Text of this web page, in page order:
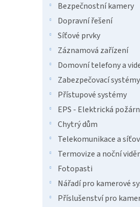
Bezpečnostní kamery
Dopravní řešení
Síťové prvky
Záznamová zařízení
Domovní telefony a
Zabezpečovací systémy
Přístupové systémy
EPS - Elektrická
Chytrý dům
Telekomunikace a
Termovize a noční
Fotopasti
Nářadí pro kamerové
Příslušenství pro